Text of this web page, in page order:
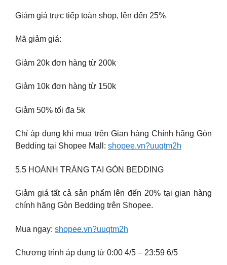
Giảm giá trực tiếp toàn shop, lên đến 25%
Mã giảm giá:
Giảm 20k đơn hàng từ 200k
Giảm 10k đơn hàng từ 150k
Giảm 50% tối đa 5k
Chỉ áp dụng khi mua trên Gian hàng Chính hãng Gòn
Bedding tại Shopee Mall: shopee.vn?uuqtm2h
5.5 HOÀNH TRÁNG TẠI GÒN BEDDING
Giảm giá tất cả sản phẩm lên đến 20% tại gian hàng
chính hãng Gòn Bedding trên Shopee.
Mua ngay: shopee.vn?uuqtm2h
Chương trình áp dụng từ 0:00 4/5 – 23:59 6/5